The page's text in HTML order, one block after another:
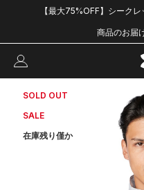
【最大75%OFF】シーク
商品のお届
SOLD OUT
SALE
在庫残り僅か